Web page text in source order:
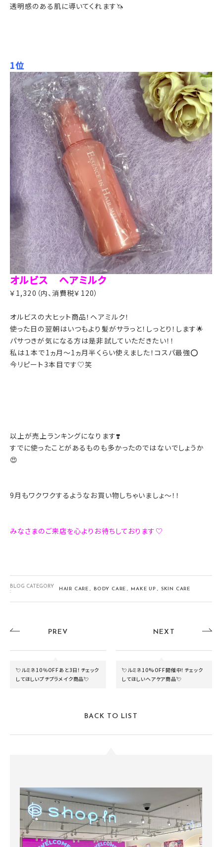
透明感のある肌に導いてくれます🦄
1位
オルビス ヘアミルク
￥1,320（内、消費税￥120）
オルビスの大ヒット商品！ヘアミルク！
使った日の翌朝はいつもより髪がサラっと！しっとり！します🌟
パサつきが気になる方は是非試していただきたい！！
私は１本で1ヵ月～1ヵ月半くらい使えました！コスパ最強⭕️
今リピート3本目です♡笑
以上が売上ランキングになります❣️
すでに使ったことがあるものも多かったのではないでしょうか
😍
9月もワクワクするようなお買い物しちゃいましょ〜！！
みなさまのご来店を心よりお待ちしております♡
BLOG CATEGORY
:
HAIR CARE BODY CARE MAKE UP SKIN CARE
PREV
💘ルミネ10％OFFあと3日！チェック
してほしいプチプラメイク商品💘
NEXT
💘ルミネ10%OFF開催中！チェック
してほしいヘアケア商品💘
BACK TO LIST